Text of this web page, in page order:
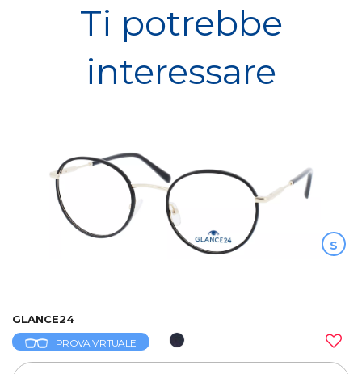
Ti potrebbe
interessare
S
GLANCE24
PROVA VIRTUALE